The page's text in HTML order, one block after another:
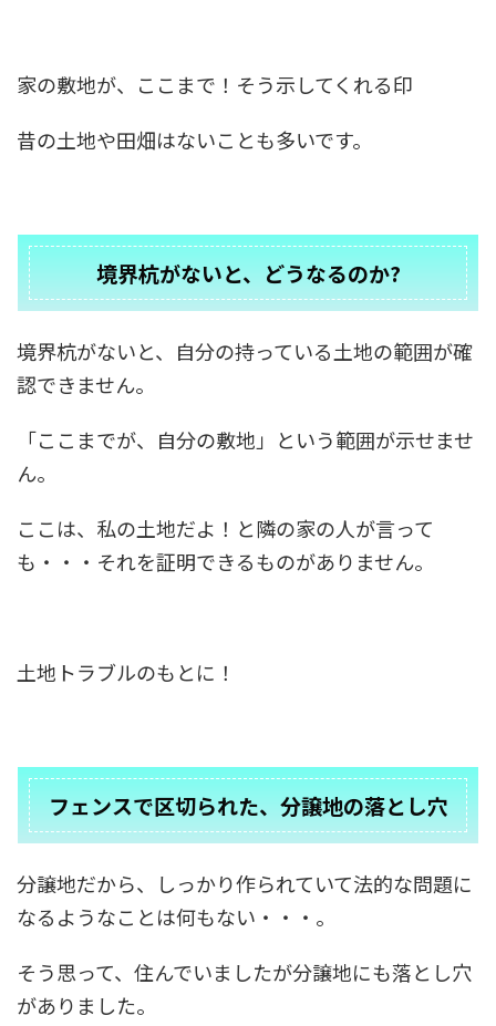
家の敷地が、ここまで！そう示してくれる印
昔の土地や田畑はないことも多いです。
境界杭がないと、どうなるのか?
境界杭がないと、自分の持っている土地の範囲が確
認できません。
「ここまでが、自分の敷地」という範囲が示せませ
ん。
ここは、私の土地だよ！と隣の家の人が言って
も・・・それを証明できるものがありません。
土地トラブルのもとに！
フェンスで区切られた、分譲地の落とし穴
分譲地だから、しっかり作られていて法的な問題に
なるようなことは何もない・・・。
そう思って、住んでいましたが分譲地にも落とし穴
がありました。